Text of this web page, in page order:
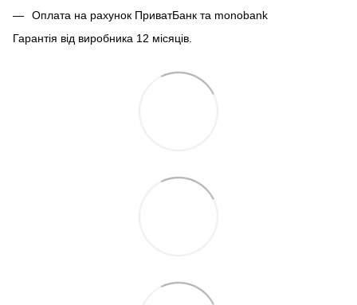
Оплата на рахунок ПриватБанк та monobank
Гарантія від виробника 12 місяців.